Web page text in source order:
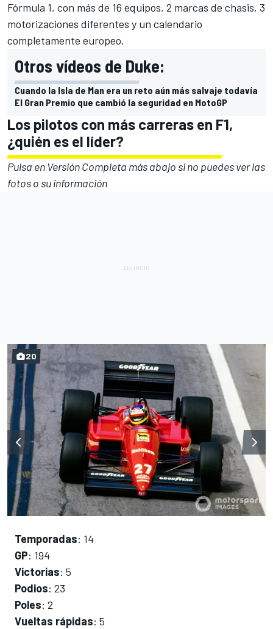
Fórmula 1, con más de 16 equipos, 2 marcas de chasis, 3
motorizaciones diferentes y un calendario
completamente europeo.
Otros vídeos de Duke:
Cuando la Isla de Man era un reto aún más salvaje todavía
El Gran Premio que cambió la seguridad en MotoGP
Los pilotos con más carreras en F1,
¿quién es el líder?
Pulsa en Versión Completa más abajo si no puedes ver las
fotos o su información
Temporadas: 14
GP: 194
Victorias: 5
Podios: 23
Poles: 2
Vueltas rápidas: 5
20